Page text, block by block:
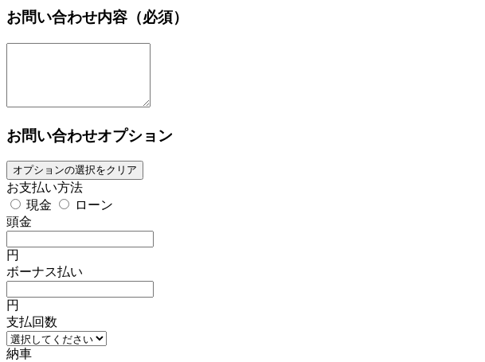
お問い合わせ内容 （必須）
お問い合わせオプション
オプションの選択をクリア
お支払い方法
現金
ローン
頭金
円
ボーナス払い
円
支払回数
納車